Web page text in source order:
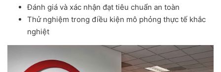
Đánh giá và xác nhận đạt tiêu chuẩn an toàn
Thử nghiệm trong điều kiện mô phỏng thực tế khắc
nghiệt